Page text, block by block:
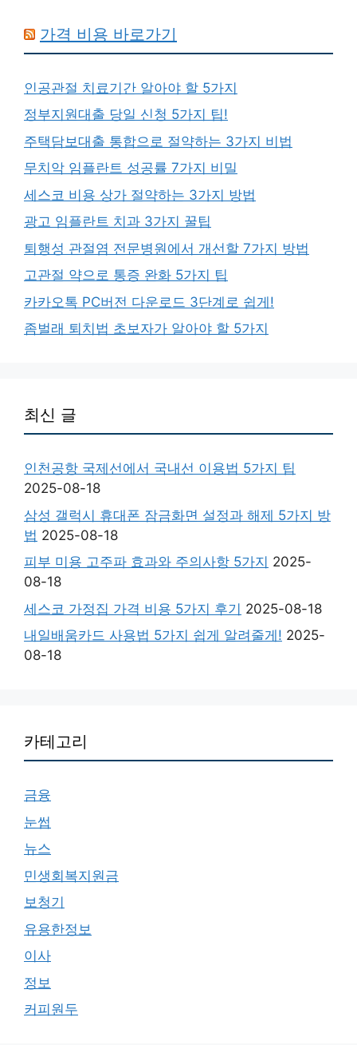
가격 비용 바로가기
인공관절 치료기간 알아야 할 5가지
정부지원대출 당일 신청 5가지 팁!
주택담보대출 통합으로 절약하는 3가지 비법
무치악 임플란트 성공률 7가지 비밀
세스코 비용 상가 절약하는 3가지 방법
광고 임플란트 치과 3가지 꿀팁
퇴행성 관절염 전문병원에서 개선할 7가지 방법
고관절 약으로 통증 완화 5가지 팁
카카오톡 PC버전 다운로드 3단계로 쉽게!
좀벌래 퇴치법 초보자가 알아야 할 5가지
최신 글
인천공항 국제선에서 국내선 이용법 5가지 팁
2025-08-18
삼성 갤럭시 휴대폰 잠금화면 설정과 해제 5가지 방
법 2025-08-18
피부 미용 고주파 효과와 주의사항 5가지 2025-
08-18
세스코 가정집 가격 비용 5가지 후기 2025-08-18
내일배움카드 사용법 5가지 쉽게 알려줄게! 2025-
08-18
카테고리
금융
눈썹
뉴스
민생회복지원금
보청기
유용한정보
이사
정보
커피원두